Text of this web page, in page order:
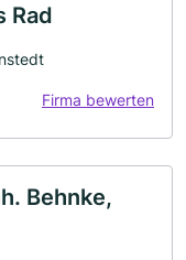
Rad
Firma bewerten
Behnke,